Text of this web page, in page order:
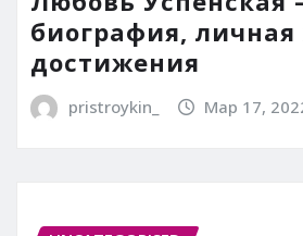
биография,
достижения
pristroykin_ Мар 17,